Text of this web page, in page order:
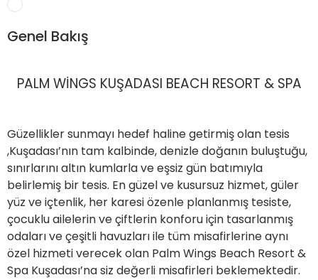
Genel Bakış
PALM WİNGS KUŞADASI BEACH RESORT & SPA
Güzellikler sunmayı hedef haline getirmiş olan tesis
,Kuşadası’nın tam kalbinde, denizle doğanın buluştuğu,
sınırlarını altın kumlarla ve eşsiz gün batımıyla
belirlemiş bir tesis. En güzel ve kusursuz hizmet, güler
yüz ve içtenlik, her karesi özenle planlanmış tesiste,
çocuklu ailelerin ve çiftlerin konforu için tasarlanmış
odaları ve çeşitli havuzları ile tüm misafirlerine aynı
özel hizmeti verecek olan Palm Wings Beach Resort &
Spa Kuşadası’na siz değerli misafirleri beklemektedir.